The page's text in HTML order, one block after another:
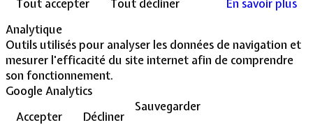
Tout accepter
Tout décliner
En savoir plus
Analytique
Outils utilisés pour analyser les données de navigation et
mesurer l'efficacité du site internet afin de comprendre
son fonctionnement.
Google Analytics
Accepter
Décliner
Sauvegarder